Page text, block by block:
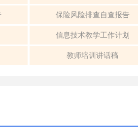
保险风险排查自查报告
信息技术教学工作计划
教师培训讲话稿